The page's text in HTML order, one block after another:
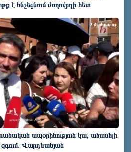
է հնչեցնում ժողովրդի հետ
ապօրինություն կա, անասելի
Վարդևանյան
2 ժամ առաջ